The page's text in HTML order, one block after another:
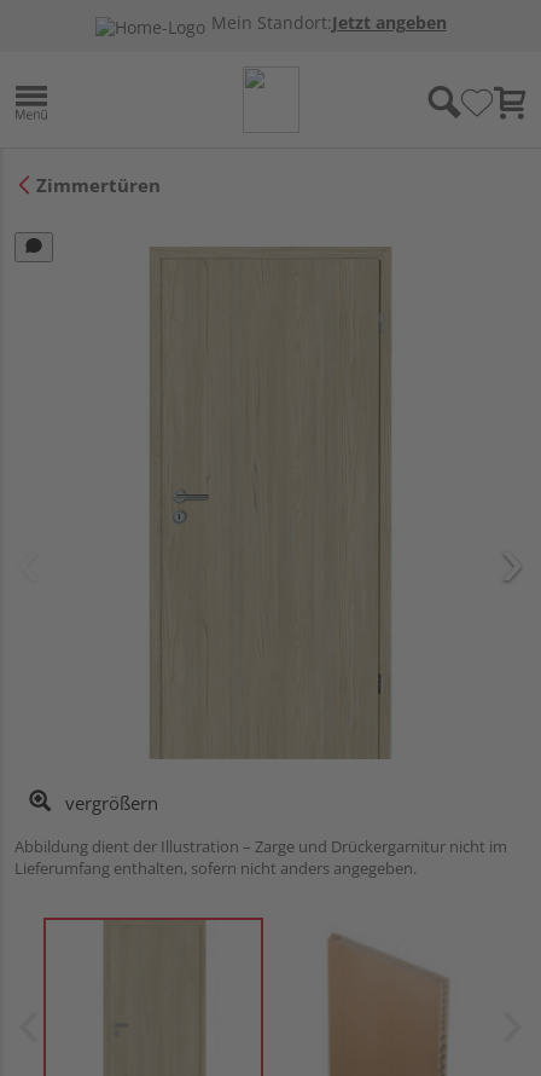
Mein Standort:Jetzt angeben
Zimmertüren
vergrößern
Abbildung dient der Illustration – Zarge und Drückergarnitur nicht im
Lieferumfang enthalten, sofern nicht anders angegeben.